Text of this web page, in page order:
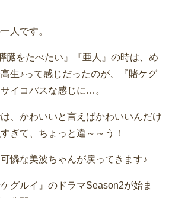
人です。
臓をたべたい』『亜人』の時は、め
生♪って感じだったのが、『賭ケグ
イコパスな感じに…。
は、かわいいと言えばかわいいんだけ
ぎて、ちょっと違～～う！
憐な美波ちゃんが戻ってきます♪
グルイ』のドラマSeason2が始ま